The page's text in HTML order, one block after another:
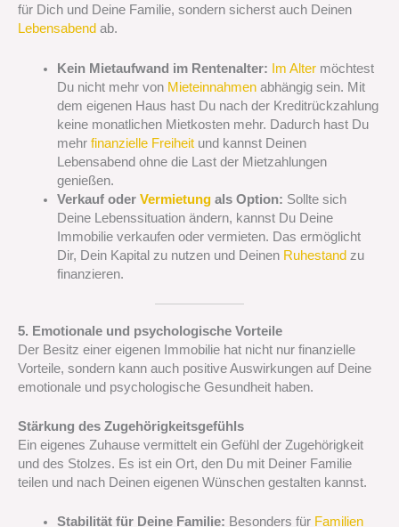
für Dich und Deine Familie, sondern sicherst auch Deinen
Lebensabend ab.
Kein Mietaufwand im Rentenalter: Im Altermöchtest
Du nicht mehr von Mieteinnahmenabhängig sein. Mit
dem eigenen Haus hast Du nach der Kreditrückzahlung
keine monatlichen Mietkosten mehr. Dadurch hast Du
mehr finanzielle Freiheitund kannst Deinen
Lebensabend ohne die Last der Mietzahlungen
genießen.
Verkauf oder Vermietungals Option: Sollte sich
Deine Lebenssituation ändern, kannst Du Deine
Immobilie verkaufen oder vermieten. Das ermöglicht
Dir, Dein Kapital zu nutzen und Deinen Ruhestand zu
finanzieren.
5. Emotionale und psychologische Vorteile
Der Besitz einer eigenen Immobilie hat nicht nur finanzielle
Vorteile, sondern kann auch positive Auswirkungen auf Deine
emotionale und psychologische Gesundheit haben.
Stärkung des Zugehörigkeitsgefühls
Ein eigenes Zuhause vermittelt ein Gefühl der Zugehörigkeit
und des Stolzes. Es ist ein Ort, den Du mit Deiner Familie
teilen und nach Deinen eigenen Wünschen gestalten kannst.
Stabilität für Deine Familie: Besonders für Familien